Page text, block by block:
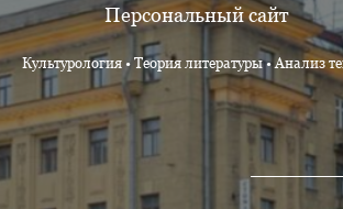
Персональный сайт
Культурология • Теория литературы • Анализ